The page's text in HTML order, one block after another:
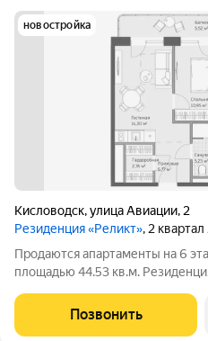
новостройка
Кисловодск,улица Авиации, 2
Резиденция «Реликт», 2
Продаются апартаменты на 6
площадью 44.53 кв.м.
центре города-курорта, вблизи
Нарзанной галереи. Проект
Позвонить